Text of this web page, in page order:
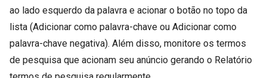
ao lado esquerdo da palavra e acionar o botão no topo da
lista (Adicionar como palavra-chave ou Adicionar como
palavra-chave negativa). Além disso, monitore os termos
de pesquisa que acionam seu anúncio gerando o Relatório